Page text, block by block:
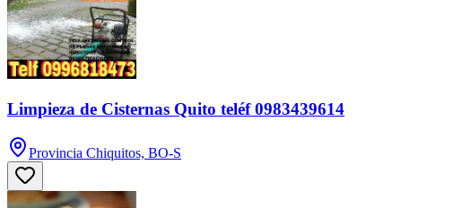
Limpieza de Cisternas Quito teléf 0983439614
Provincia Chiquitos, BO-S